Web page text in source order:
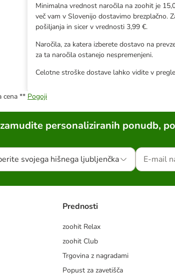
Minimalna vrednost naročila na zoohit je
več vam v Slovenijo dostavimo brezplačno.
pošiljanja in sicer v vrednosti 3,99 €.
Naročila, za katera izberete dostavo na
za ta naročila ostanejo nespremenjeni.
Celotne stroške dostave lahko vidite v
cena ** Pogoji
personaliziranih ponudb,
svojega hišnega ljubljenčka
Prednosti
zoohit Relax
zoohit Club
Trgovina z nagradami
Popust za zavetišča